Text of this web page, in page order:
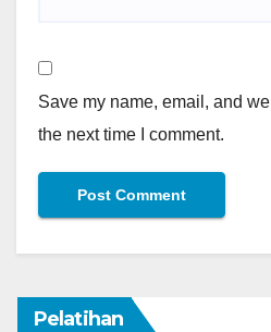
Save my name, email, and
the next time I comment.
Pelatihan